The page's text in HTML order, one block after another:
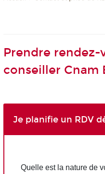
Prendre rendez-
conseiller Cnam
Je planifie un RDV